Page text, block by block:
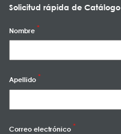
Solicitud rápida de Catálogo
Nombre
Apellido
Correo electrónico